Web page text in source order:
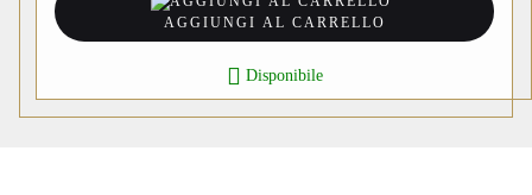
AGGIUNGI AL CARRELLO
 Disponibile